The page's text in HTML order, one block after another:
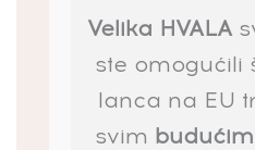
Velika HVALA
ste omogućili
lanca na EU
svim